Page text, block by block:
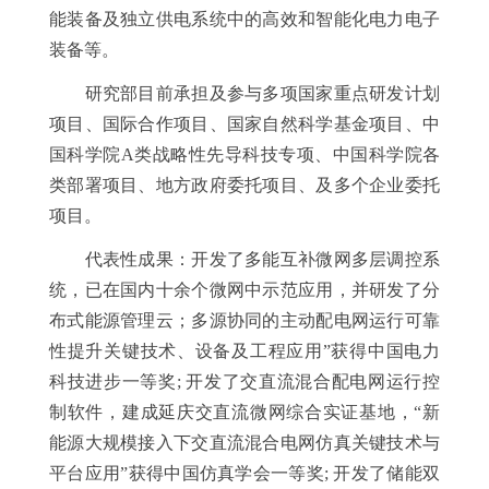
能装备及独立供电系统中的高效和智能化电力电子
装备等。
研究部目前承担及参与多项国家重点研发计划
项目、国际合作项目、国家自然科学基金项目、中
国科学院A类战略性先导科技专项、中国科学院各
类部署项目、地方政府委托项目、及多个企业委托
项目。
代表性成果：开发了多能互补微网多层调控系
统，已在国内十余个微网中示范应用，并研发了分
布式能源管理云；多源协同的主动配电网运行可靠
性提升关键技术、设备及工程应用”获得中国电力
科技进步一等奖; 开发了交直流混合配电网运行控
制软件，建成延庆交直流微网综合实证基地，“新
能源大规模接入下交直流混合电网仿真关键技术与
平台应用”获得中国仿真学会一等奖; 开发了储能双